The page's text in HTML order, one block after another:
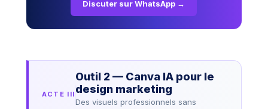
Discuter sur WhatsApp →
ACTE III
Outil 2 — Canva IA pour le
design marketing
Des visuels professionnels sans